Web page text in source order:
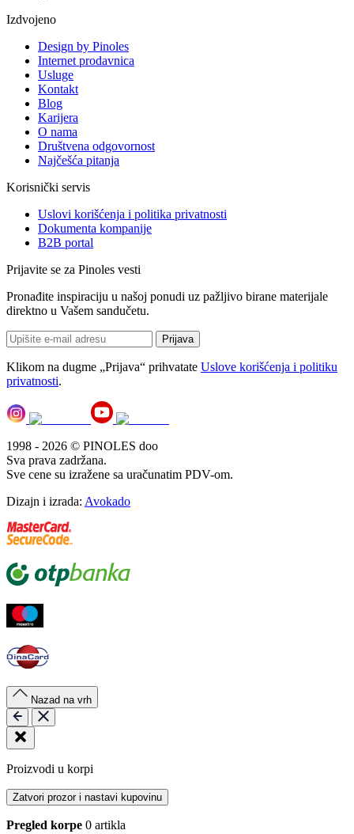
Izdvojeno
Design by Pinoles
Internet prodavnica
Usluge
Kontakt
Blog
Karijera
O nama
Društvena odgovornost
Najčešća pitanja
Korisnički servis
Uslovi korišćenja i politika privatnosti
Dokumenta kompanije
B2B portal
Prijavite se za Pinoles vesti
Pronađite inspiraciju u našoj ponudi uz pažljivo birane materijale
direktno u Vašem sandučetu.
Prijava
Klikom na dugme „Prijava“ prihvatate Uslove korišćenja i politiku
privatnosti.
1998 - 2026 © PINOLES doo
Sva prava zadržana.
Sve cene su izražene sa uračunatim PDV-om.
Dizajn i izrada: Avokado
Nazad na vrh
Proizvodi u korpi
Zatvori prozor i nastavi kupovinu
Pregled korpe 0 artikla